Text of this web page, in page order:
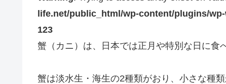
life.net/public_html/wp-content/plugins/
123
蟹（カニ）は、日本では正月や特別な日に食
蟹は淡水生・海生の2種類がおり、小さな種